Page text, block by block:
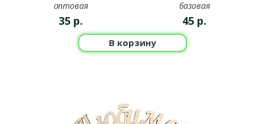
оптовая
35 р.
базовая
45 р.
В корзину